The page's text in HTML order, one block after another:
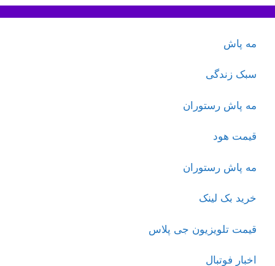
مه پاش
سبک زندگی
مه پاش رستوران
قیمت هود
مه پاش رستوران
خرید بک لینک
قیمت تلویزیون جی پلاس
اخبار فوتبال